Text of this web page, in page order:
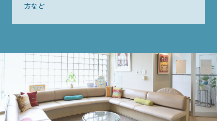
方など